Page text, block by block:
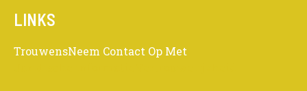
LINKS
TrouwensNeem Contact Op Met